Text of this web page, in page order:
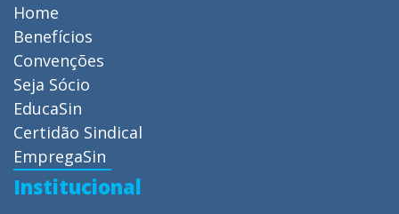
Home
Benefícios
Convenções
Seja Sócio
EducaSin
Certidão Sindical
EmpregaSin
Institucional